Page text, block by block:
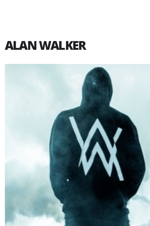
ALAN WALKER